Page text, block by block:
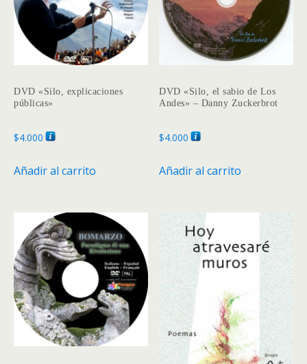
DVD «Silo, explicaciones
públicas»
$4.000
Añadir al carrito
DVD «Silo, el sabio de Los
Andes» – Danny Zuckerbrot
$4.000
Añadir al carrito